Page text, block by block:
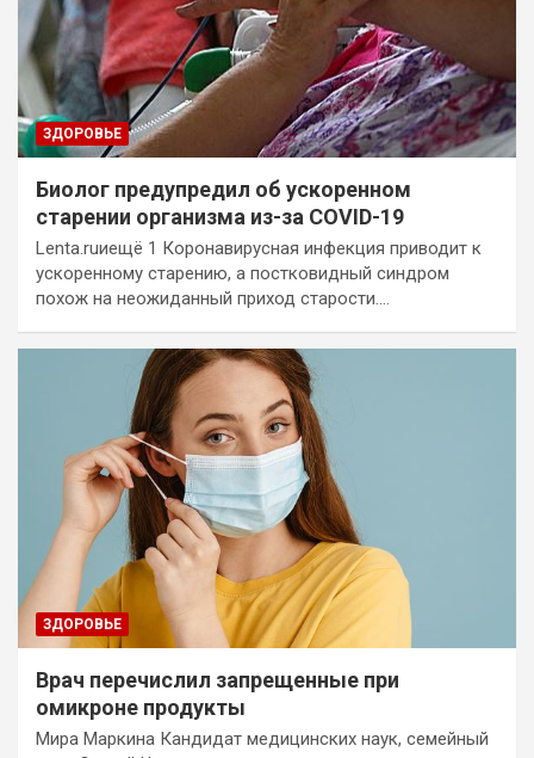
ЗДОРОВЬЕ
Биолог предупредил об ускоренном
старении организма из-за COVID-19
Lenta.ruиещё 1 Коронавирусная инфекция приводит к
ускоренному старению, а постковидный синдром
похож на неожиданный приход старости.…
ЗДОРОВЬЕ
Врач перечислил запрещенные при
омикроне продукты
Мира Маркина Кандидат медицинских наук, семейный